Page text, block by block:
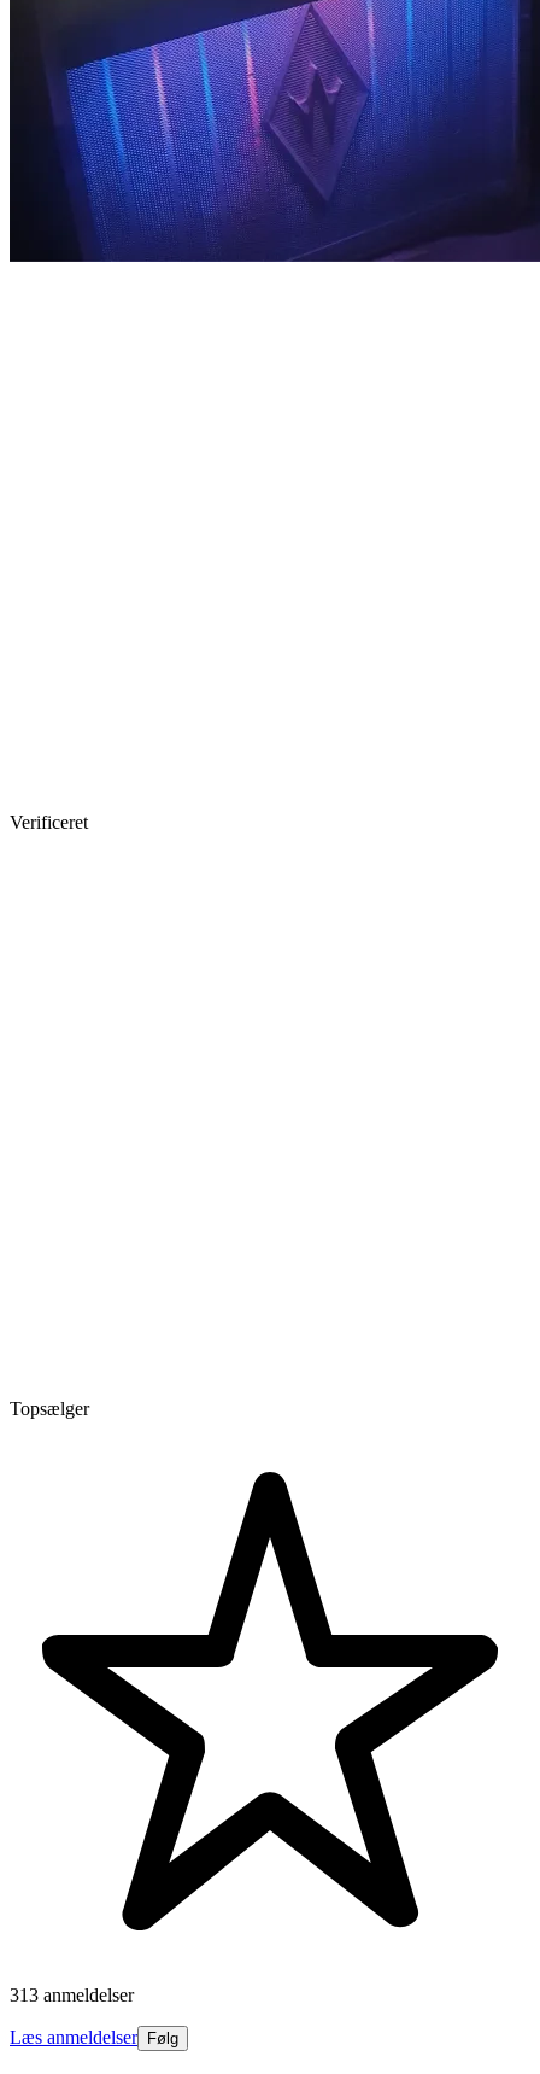
Verificeret
Topsælger
313 anmeldelser
Læs anmeldelser Følg